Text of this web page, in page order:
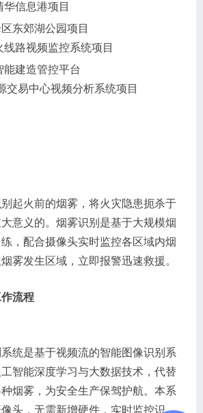
信息港项目
西峰区东郊湖公园项目
路视频监控系统项目
局智能建造管控平台
易中心视频分析系统项目
起火前的烟雾，将火灾隐患扼杀于
意义的。烟雾识别是基于大规模烟
，配合摄像头实时监控各区域内烟
雾发生区域，立即报警迅速救援。
流程
统是基于视频流的智能图像识别系
智能深度学习与大数据技术，代替
烟雾，为安全生产保驾护航。本系
头，无需新增硬件，实时监控识